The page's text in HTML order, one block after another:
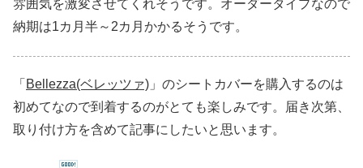
雰囲気を激変させてくれそうです。オーダータイプなので
納期は1カ月半～2カ月かかるそうです。
「 Bellezza(ベレッツァ) 」のシートカバーを購入するのは
初めてなので到着するのがとても楽しみです。届き次第、
取り付け方を含めて記事にしたいと思います。